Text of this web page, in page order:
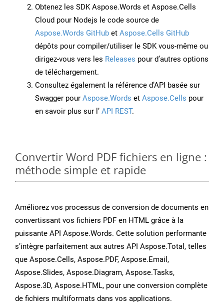
Obtenez les SDK Aspose.Words et Aspose.Cells
Cloud pour Nodejs le code source de
Aspose.Words GitHub et Aspose.Cells GitHub
dépôts pour compiler/utiliser le SDK vous-même ou
dirigez-vous vers les Releases pour d’autres options
de téléchargement.
Consultez également la référence d’API basée sur
Swagger pour Aspose.Words et Aspose.Cells pour
en savoir plus sur l’ API REST.
Convertir Word PDF fichiers en ligne :
méthode simple et rapide
Améliorez vos processus de conversion de documents en
convertissant vos fichiers PDF en HTML grâce à la
puissante API Aspose.Words. Cette solution performante
s’intègre parfaitement aux autres API Aspose.Total, telles
que Aspose.Cells, Aspose.PDF, Aspose.Email,
Aspose.Slides, Aspose.Diagram, Aspose.Tasks,
Aspose.3D, Aspose.HTML, pour une conversion complète
de fichiers multiformats dans vos applications.